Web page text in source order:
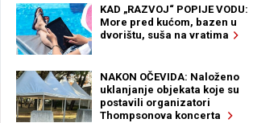
KAD „RAZVOJ“ POPIJE VODU:
More pred kućom, bazen u
dvorištu, suša na vratima
NAKON OČEVIDA: Naloženo
uklanjanje objekata koje su
postavili organizatori
Thompsonova koncerta